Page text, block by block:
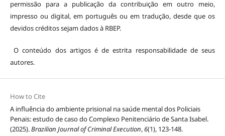
permissão para a publicação da contribuição em outro meio,
impresso ou digital, em português ou em tradução, desde que os
devidos créditos sejam dados à RBEP.
O conteúdo dos artigos é de estrita responsabilidade de seus
autores.
How to Cite
A influência do ambiente prisional na saúde mental dos Policiais
Penais: estudo de caso do Complexo Penitenciário de Santa Isabel.
(2025).Brazilian Journal of Criminal Execution,6(1), 123-148.